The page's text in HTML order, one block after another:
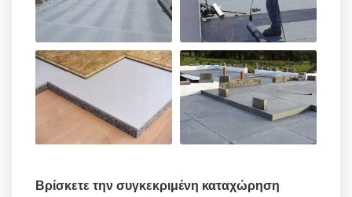
Βρίσκετε την συγκεκριμένη καταχώρηση